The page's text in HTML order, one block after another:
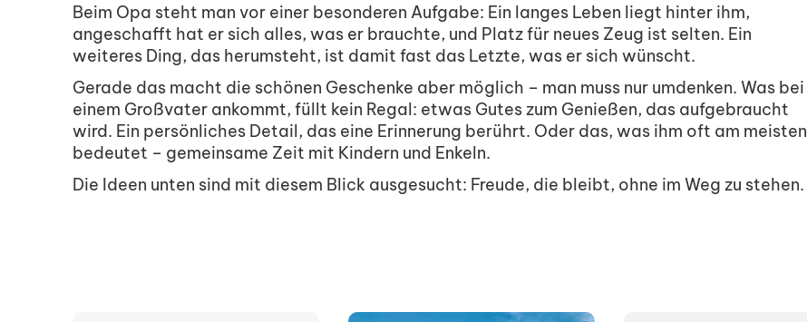
Beim Opa steht man vor einer besonderen Aufgabe: Ein langes Leben liegt hinter ihm,
angeschafft hat er sich alles, was er brauchte, und Platz für neues Zeug ist selten. Ein
weiteres Ding, das herumsteht, ist damit fast das Letzte, was er sich wünscht.
Gerade das macht die schönen Geschenke aber möglich – man muss nur umdenken. Was bei
einem Großvater ankommt, füllt kein Regal: etwas Gutes zum Genießen, das aufgebraucht
wird. Ein persönliches Detail, das eine Erinnerung berührt. Oder das, was ihm oft am meisten
bedeutet – gemeinsame Zeit mit Kindern und Enkeln.
Die Ideen unten sind mit diesem Blick ausgesucht: Freude, die bleibt, ohne im Weg zu stehen.